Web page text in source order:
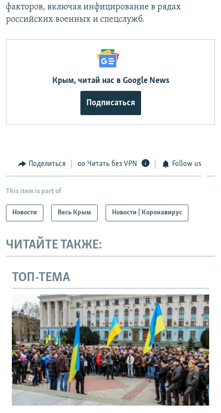
факторов, включая инфицирование в рядах
российских военных и спецслужб.
Крым, читай нас в Google News
Подписаться
Поделиться Читать без VPN Follow us
This item is part of
Новости Весь Крым Новости | Коронавирус
ЧИТАЙТЕ ТАКЖЕ:
ТОП-ТЕМА